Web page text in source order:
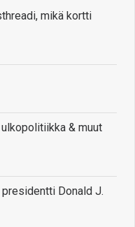
mikä kortti
& muut
Donald J.